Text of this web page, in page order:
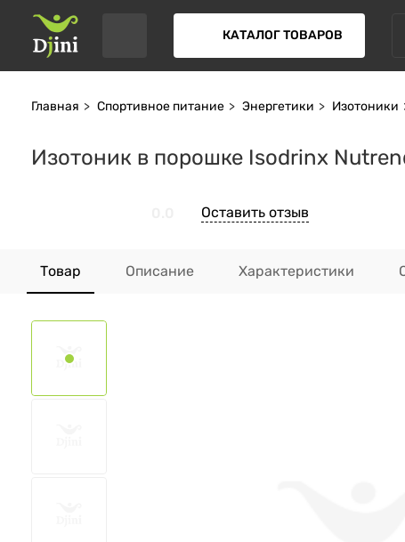
КАТАЛОГ ТОВАРОВ
Главная Спортивное питание Энергетики Изотоники
Изотоник в порошке Isodrinx
Оставить отзыв
Товар Описание Характеристики